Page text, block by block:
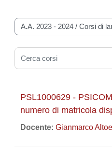
Categorie di corso
Cerca corsi
PSL1000629 -
numero di matricola
Docente: Gianmarco